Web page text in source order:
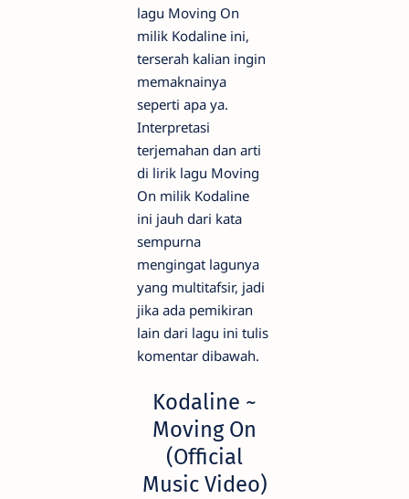
lagu Moving On
milik Kodaline ini,
terserah kalian ingin
memaknainya
seperti apa ya.
Interpretasi
terjemahan dan arti
di lirik lagu Moving
On milik Kodaline
ini jauh dari kata
sempurna
mengingat lagunya
yang multitafsir, jadi
jika ada pemikiran
lain dari lagu ini tulis
komentar dibawah.
Kodaline ~
Moving On
(Official
Music Video)